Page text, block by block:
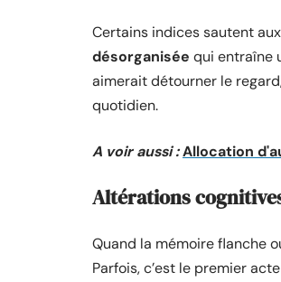
Certains indices sautent
désorganisée qui entraîne
aimerait détourner le
quotidien.
A voir aussi :Allocation
Altérations
Quand la mémoire flanche
Parfois, c’est le premier